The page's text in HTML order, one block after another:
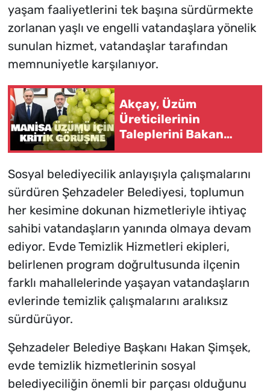
yaşam faaliyetlerini tek başına sürdürmekte
zorlanan yaşlı ve engelli vatandaşlara yönelik
sunulan hizmet, vatandaşlar tarafından
memnuniyetle karşılanıyor.
Akçay, Üzüm
Üreticilerinin
Taleplerini Bakan
Yumaklı'ya İletti
Sosyal belediyecilik anlayışıyla çalışmalarını
sürdüren Şehzadeler Belediyesi, toplumun
her kesimine dokunan hizmetleriyle ihtiyaç
sahibi vatandaşların yanında olmaya devam
ediyor. Evde Temizlik Hizmetleri ekipleri,
belirlenen program doğrultusunda ilçenin
farklı mahallelerinde yaşayan vatandaşların
evlerinde temizlik çalışmalarını aralıksız
sürdürüyor.
Şehzadeler Belediye Başkanı Hakan Şimşek,
evde temizlik hizmetlerinin sosyal
belediyeciliğin önemli bir parçası olduğunu